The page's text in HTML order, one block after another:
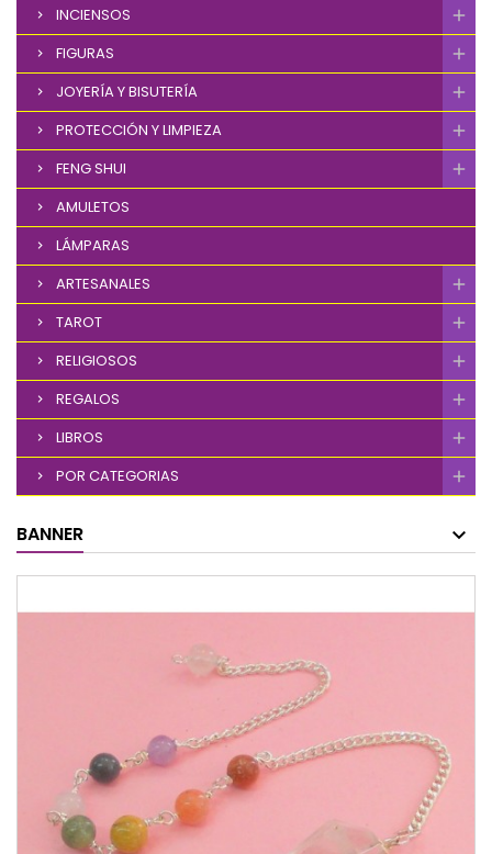
INCIENSOS
FIGURAS
JOYERÍA Y BISUTERÍA
PROTECCIÓN Y LIMPIEZA
FENG SHUI
AMULETOS
LÁMPARAS
ARTESANALES
TAROT
RELIGIOSOS
REGALOS
LIBROS
POR CATEGORIAS
BANNER